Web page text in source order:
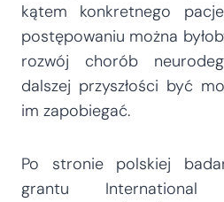
kątem konkretnego
postępowaniu można
rozwój chorób
dalszej przyszłości być
im zapobiegać.
Po stronie polskiej
grantu International